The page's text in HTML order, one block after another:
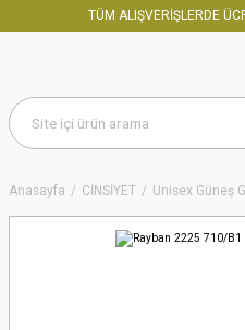
TÜM ALIŞVERİŞLERDE
Anasayfa CİNSİYET Unisex Güneş